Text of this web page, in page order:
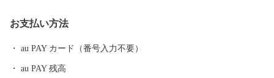
こで焼かれた「くらわんか碗」が全国に出荷され、当時貴重品で
あった磁器を広く普及させるとともに、食文化にも大きな影響を
彩るおしゃれで機能的な日用和食器の一大産地として、全国的に
お支払い方法
au PAY カード（番号入力不要）
au PAY 残高